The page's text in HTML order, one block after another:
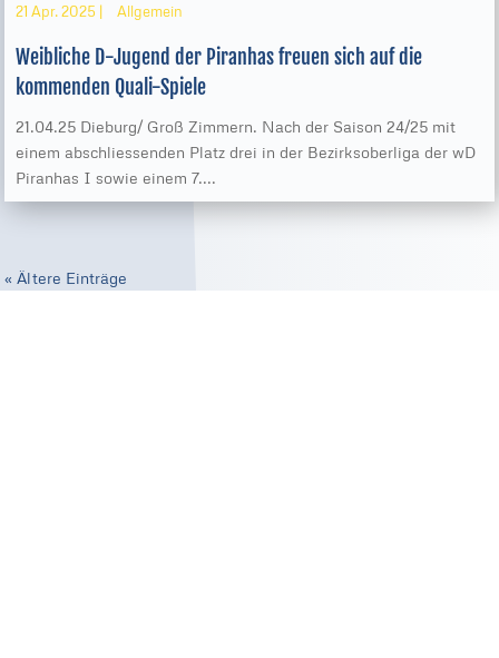
21 Apr. 2025 | Allgemein
Weibliche D-Jugend der Piranhas freuen sich auf die
kommenden Quali-Spiele
21.04.25 Dieburg/ Groß Zimmern. Nach der Saison 24/25 mit
einem abschliessenden Platz drei in der Bezirksoberliga der wD
Piranhas I sowie einem 7....
« Ältere Einträge